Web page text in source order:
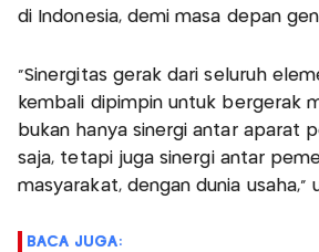
di Indonesia, demi masa depan
“Sinergitas gerak dari seluruh
kembali dipimpin untuk bergerak
bukan hanya sinergi antar aparat
saja, tetapi juga sinergi antar
masyarakat, dengan dunia usaha,”
BACA JUGA: